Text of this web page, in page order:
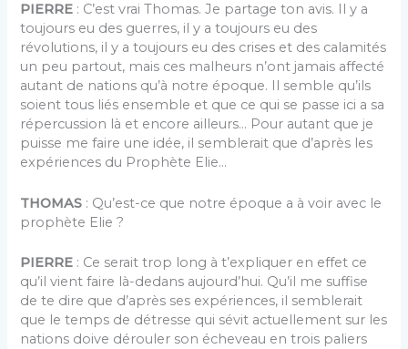
PIERRE : C’est vrai Thomas. Je partage ton avis. Il y a
toujours eu des guerres, il y a toujours eu des
révolutions, il y a toujours eu des crises et des calamités
un peu partout, mais ces malheurs n’ont jamais affecté
autant de nations qu’à notre époque. Il semble qu’ils
soient tous liés ensemble et que ce qui se passe ici a sa
répercussion là et encore ailleurs… Pour autant que je
puisse me faire une idée, il semblerait que d’après les
expériences du Prophète Elie…
THOMAS : Qu’est-ce que notre époque a à voir avec le
prophète Elie ?
PIERRE : Ce serait trop long à t’expliquer en effet ce
qu’il vient faire là-dedans aujourd’hui. Qu’il me suffise
de te dire que d’après ses expériences, il semblerait
que le temps de détresse qui sévit actuellement sur les
nations doive dérouler son écheveau en trois paliers